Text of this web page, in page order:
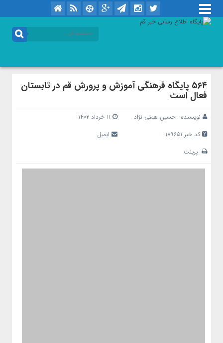
۵۶۴ پایگاه فرهنگی آموزش و پرورش قم در تابستان
فعال است
نویسنده : حسین همتی نژاد
کد خبر 189651
ایمیل
پرینت